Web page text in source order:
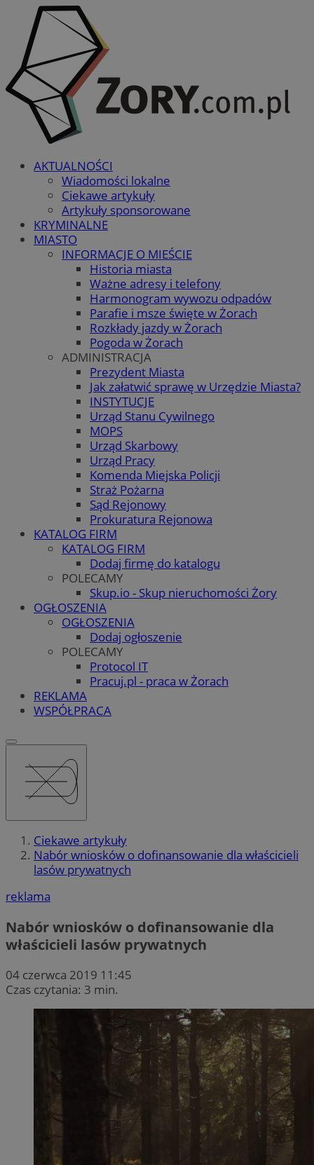
AKTUALNOŚCI
Wiadomości lokalne
Ciekawe artykuły
Artykuły sponsorowane
KRYMINALNE
MIASTO
INFORMACJE O MIEŚCIE
Historia miasta
Ważne adresy i telefony
Harmonogram wywozu odpadów
Parafie i msze święte w Żorach
Rozkłady jazdy w Żorach
Pogoda w Żorach
ADMINISTRACJA
Prezydent Miasta
Jak załatwić sprawę w Urzędzie Miasta?
INSTYTUCJE
Urząd Stanu Cywilnego
MOPS
Urząd Skarbowy
Urząd Pracy
Komenda Miejska Policji
Straż Pożarna
Sąd Rejonowy
Prokuratura Rejonowa
KATALOG FIRM
KATALOG FIRM
Dodaj firmę do katalogu
POLECAMY
Skup.io - Skup nieruchomości Żory
OGŁOSZENIA
OGŁOSZENIA
Dodaj ogłoszenie
POLECAMY
Protocol IT
Pracuj.pl - praca w Żorach
REKLAMA
WSPÓŁPRACA
Ciekawe artykuły
Nabór wniosków o dofinansowanie dla właścicieli
lasów prywatnych
reklama
Nabór wniosków o dofinansowanie dla
właścicieli lasów prywatnych
04 czerwca 2019 11:45
Czas czytania: 3 min.